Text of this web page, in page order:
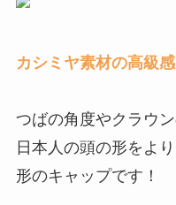
カシミヤ素材の高級感
つばの角度やクラウン
日本人の頭の形をよ
形のキャップです！